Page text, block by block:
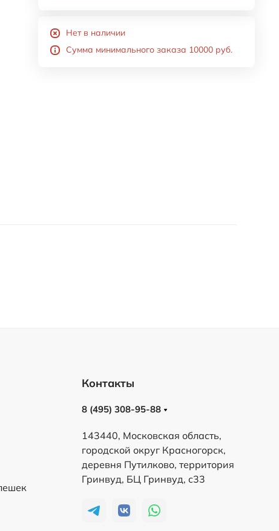
Нет в наличии
Сумма минимального заказа 10000 руб.
Контакты
8 (495) 308-95-88
143440, Московская область,
городской округ Красногорск,
деревня Путилково, территория
Гринвуд, БЦ Гринвуд, с33